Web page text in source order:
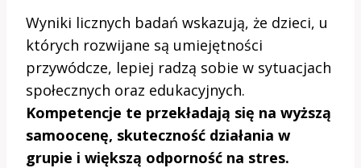
Wyniki licznych badań wskazują, że dzieci, u
których rozwijane są umiejętności
przywódcze, lepiej radzą sobie w sytuacjach
społecznych oraz edukacyjnych.
Kompetencje te przekładają się na wyższą
samoocenę, skuteczność działania w
grupie i większą odporność na stres.